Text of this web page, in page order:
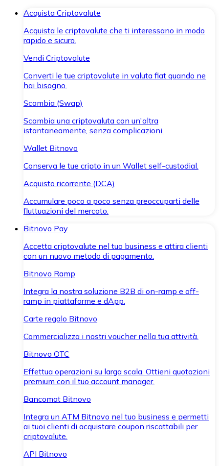
Acquista Criptovalute
Acquista le criptovalute che ti interessano in modo
rapido e sicuro.
Vendi Criptovalute
Converti le tue criptovalute in valuta fiat quando ne
hai bisogno.
Scambia (Swap)
Scambia una criptovaluta con un'altra
istantaneamente, senza complicazioni.
Wallet Bitnovo
Conserva le tue cripto in un Wallet self-custodial.
Acquisto ricorrente (DCA)
Accumulare poco a poco senza preoccuparti delle
fluttuazioni del mercato.
Bitnovo Pay
Accetta criptovalute nel tuo business e attira clienti
con un nuovo metodo di pagamento.
Bitnovo Ramp
Integra la nostra soluzione B2B di on-ramp e off-
ramp in piattaforme e dApp.
Carte regalo Bitnovo
Commercializza i nostri voucher nella tua attività.
Bitnovo OTC
Effettua operazioni su larga scala. Ottieni quotazioni
premium con il tuo account manager.
Bancomat Bitnovo
Integra un ATM Bitnovo nel tuo business e permetti
ai tuoi clienti di acquistare coupon riscattabili per
criptovalute.
API Bitnovo